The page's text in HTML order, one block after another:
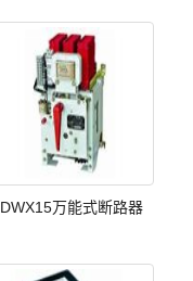
DWX15万能式断路器